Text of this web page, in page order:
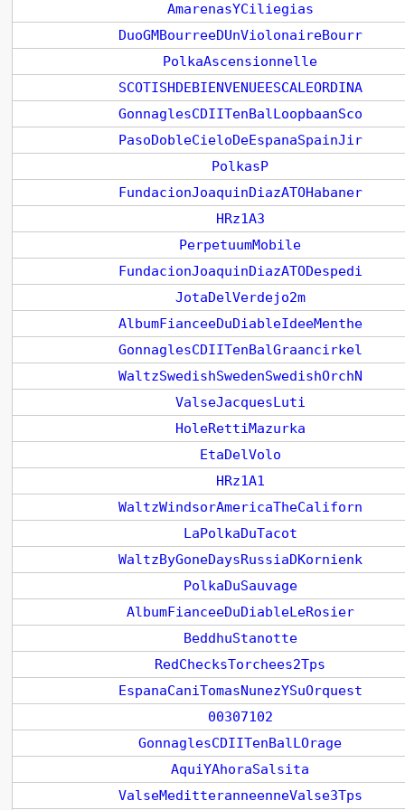
AmarenasYCiliegias
DuoGMBourreeDUnViolonaireBourr
PolkaAscensionnelle
SCOTISHDEBIENVENUEESCALEORDINA
GonnaglesCDIITenBalLoopbaanSco
PasoDobleCieloDeEspanaSpainJir
PolkasP
FundacionJoaquinDiazATOHabaner
HRz1A3
PerpetuumMobile
FundacionJoaquinDiazATODespedi
JotaDelVerdejo2m
AlbumFianceeDuDiableIdeeMenthe
GonnaglesCDIITenBalGraancirkel
WaltzSwedishSwedenSwedishOrchN
ValseJacquesLuti
HoleRettiMazurka
EtaDelVolo
HRz1A1
WaltzWindsorAmericaTheCaliforn
LaPolkaDuTacot
WaltzByGoneDaysRussiaDKornienk
PolkaDuSauvage
AlbumFianceeDuDiableLeRosier
BeddhuStanotte
RedChecksTorchees2Tps
EspanaCaniTomasNunezYSuOrquest
00307102
GonnaglesCDIITenBalLOrage
AquiYAhoraSalsita
ValseMeditteranneenneValse3Tps